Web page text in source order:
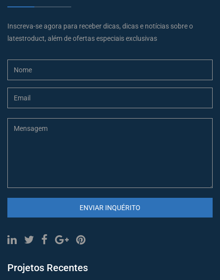
Inscreva-se agora para receber dicas, dicas e notícias sobre o
latestroduct, além de ofertas especiais exclusivas
ENVIAR INQUÉRITO
Projetos Recentes